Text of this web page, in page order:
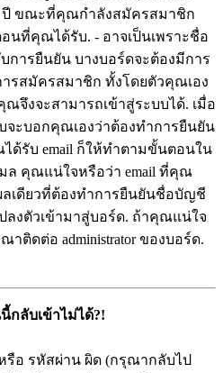
ปี ขณะที่คุณกำลังสมัครสมาชิก
ที่คุณได้รับ. - อาจเป็นเพราะชื่อ
ารยืนยัน บางบอร์ดจะต้องมีการ
รสมัครสมาชิก ทั้งโดยตัวคุณเอง
ณจึงจะสามารถเข้าสู่ระบบได้. เมื่อ
ะบอกคุณเองว่าต้องทำการยืนยัน
ด้รับ email ก็ให้ทำตามขั้นตอนใน
ล คุณแน่ใจหรือว่า email ที่คุณ
ลเดียวที่ต้องทำการยืนยันชื่อบัญชี
ลงตัวเข้ามาสู่บอร์ด. ถ้าคุณแน่ใจ
าติดต่อ administrator ของบอร์ด.
กลับเข้าไม่ได้?!
รือ รหัสผ่าน ผิด (กรุณากลับไป